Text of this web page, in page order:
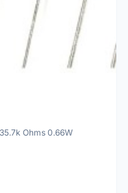
Ohms 0.66W